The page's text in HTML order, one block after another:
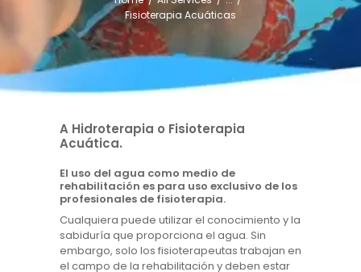
Fisioterapia Acuáticas
CONTACTO
A Hidroterapia o Fisioterapia
Acuática.
El uso del agua como medio de
rehabilitación es para uso exclusivo de los
profesionales de fisioterapia.
Cualquiera puede utilizar el conocimiento y la
sabiduría que proporciona el agua. Sin
embargo, solo los fisioterapeutas trabajan en
el campo de la rehabilitación y deben estar